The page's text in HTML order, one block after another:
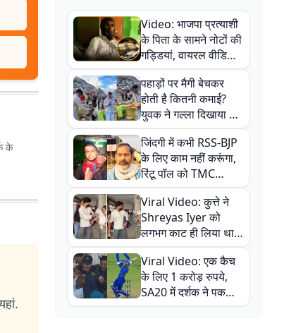
के
Video: भाजपा प्रत्याशी
के पिता के सामने नोटों की
गड्डियां, वायरल वीडियो
से राजनीति में उबाल,
अजित महतो बोले- TMC
की गंदी चाल
पहाड़ों पर मैगी बेचकर
होती है कितनी कमाई?
युवक ने गल्ला दिखाया तो
नौकरी वालों के खड़े हो गए
कान
जिंदगी में कभी RSS-BJP
के लिए काम नहीं करूंगा,
रिंटू पॉल को TMC
ऑफिस में ले जाकर पीटा,
Video वायरल
Viral Video: कुत्ते ने
Shreyas Iyer को
लगभग काट ही लिया था,
न्यूजीलैंड सीरीज से पहले
बाल-बाल बचे
Viral Video: एक कैच
के लिए 1 करोड़ रुपये,
SA20 में दर्शक ने पकड़ा
एक हाथ से गजब का कैच